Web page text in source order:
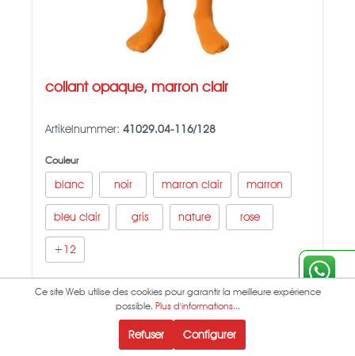
collant opaque, marron clair
Artikelnummer: 41029.04-116/128
Couleur
blanc noir marron clair marron
bleu clair gris nature rose
+12
verfügbar
Détails
Ce site Web utilise des cookies pour garantir la meilleure expérience
possible. Plus d'informations...
Refuser Configurer